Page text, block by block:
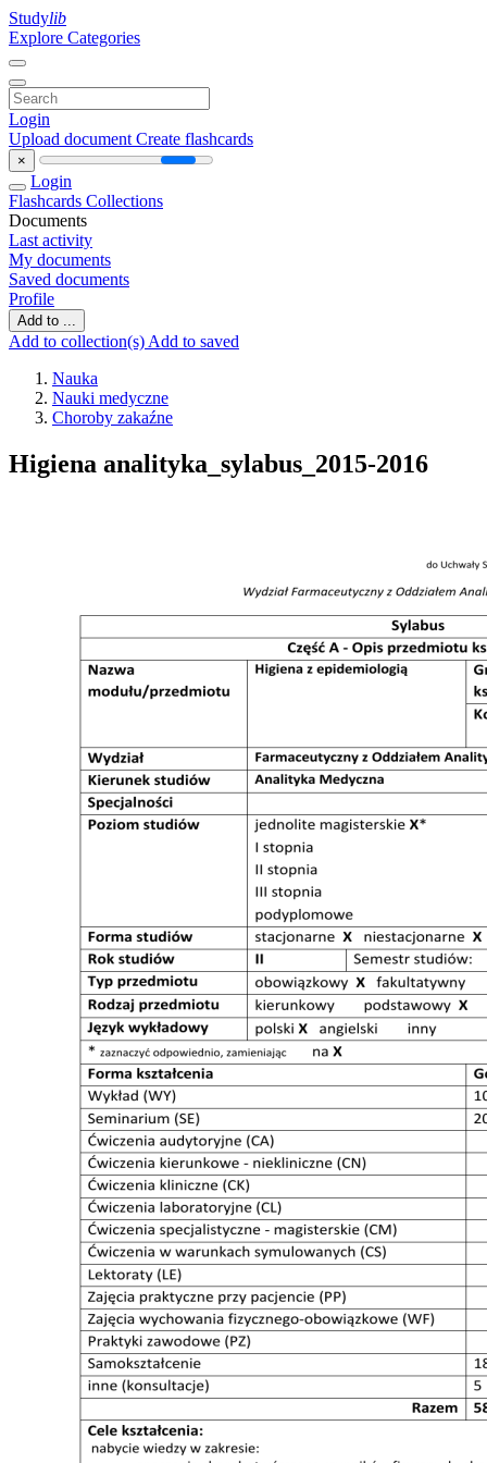
Studylib
Explore Categories
Login
Upload document Create flashcards
×
Login
Flashcards Collections
Documents
Last activity
My documents
Saved documents
Profile
Add to ...
Add to collection(s) Add to saved
Nauka
Nauki medyczne
Choroby zakaźne
Higiena analityka_sylabus_2015-2016